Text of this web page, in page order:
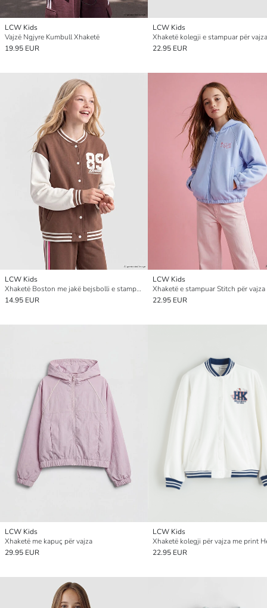
LCW Kids
Vajzë Ngjyre Kumbull Xhaketë
19.95 EUR
LCW Kids
Xhaketë kolegji e stampuar për vajza
22.95 EUR
LCW Kids
Xhaketë Boston me jakë bejsbolli e stampuar për vajza
14.95 EUR
LCW Kids
Xhaketë e stampuar Stitch për vajza
22.95 EUR
LCW Kids
Xhaketë me kapuç për vajza
29.95 EUR
LCW Kids
22.95 EUR